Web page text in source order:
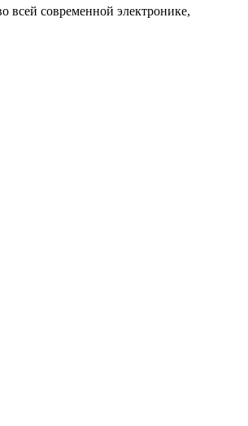
современной электронике,